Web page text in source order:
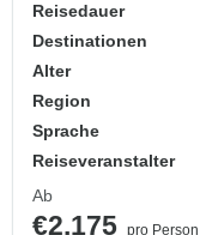
Reisedauer
Destinationen
Alter
Region
Sprache
Reiseveranstalter
Ab
€2.175 pro Person